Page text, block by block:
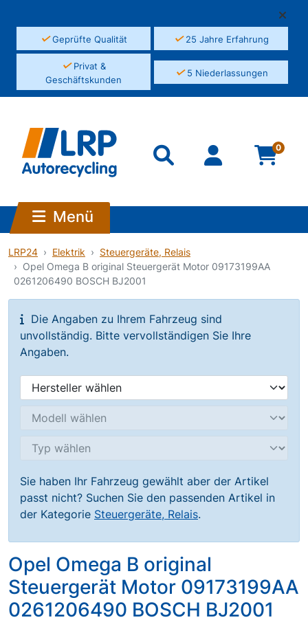
✓Geprüfte Qualität ✓25 Jahre Erfahrung
✓Privat &
Geschäftskunden
✓5 Niederlassungen
0
Menü
LRP24 Elektrik
Steuergeräte, Relais
Opel Omega B original Steuergerät Motor 09173199AA
0261206490 BOSCH BJ2001
Die Angaben zu Ihrem Fahrzeug sind
unvollständig. Bitte vervollständigen Sie Ihre
Angaben.
Sie haben Ihr Fahrzeug gewählt aber der Artikel
passt nicht? Suchen Sie den passenden Artikel in
der Kategorie Steuergeräte, Relais.
Opel Omega B original
Steuergerät Motor 09173199AA
0261206490 BOSCH BJ2001